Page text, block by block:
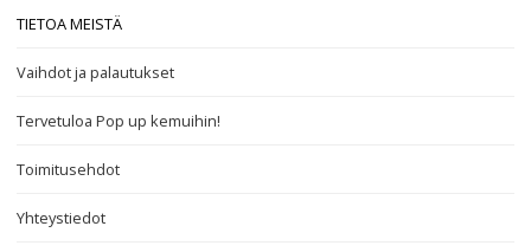
TIETOA MEISTÄ
Vaihdot ja palautukset
Tervetuloa Pop up kemuihin!
Toimitusehdot
Yhteystiedot